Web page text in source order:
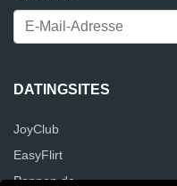
DATINGSITES
JoyClub
EasyFlirt
Poppen.de